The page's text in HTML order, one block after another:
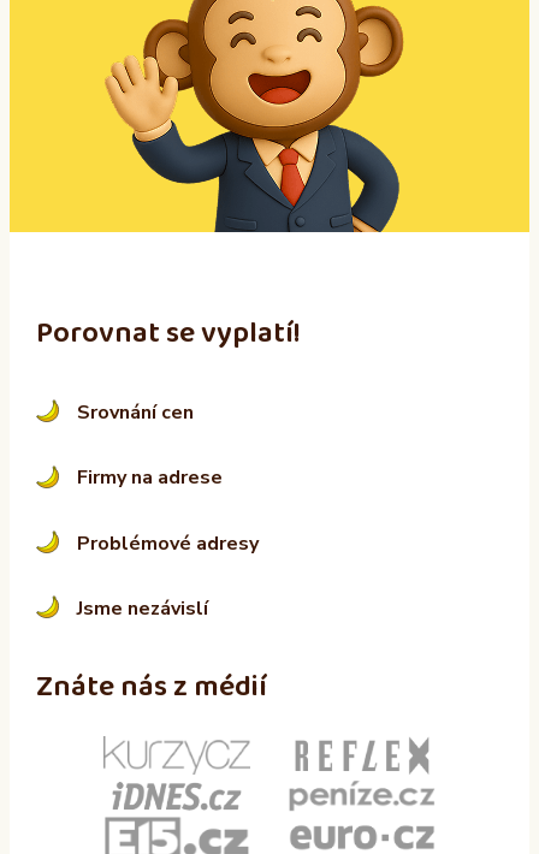
:
Porovnat se vyplatí!
Srovnání cen
Firmy na adrese
Problémové adresy
Jsme nezávislí
Znáte nás z médií